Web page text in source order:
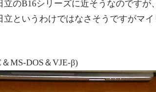
のB16シリーズに近そうなのですが
というわけではなさそうですがマ
MS-DOS＆VJE-β)